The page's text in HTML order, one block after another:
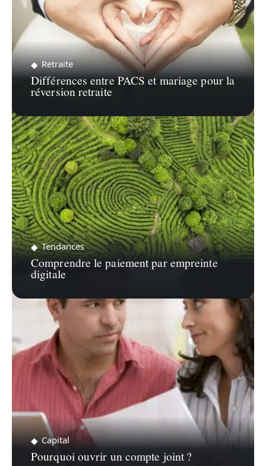
Retraite
Différences entre PACS et mariage pour la
réversion retraite
Tendances
Comprendre le paiement par empreinte
digitale
Capital
Pourquoi ouvrir un compte joint ?